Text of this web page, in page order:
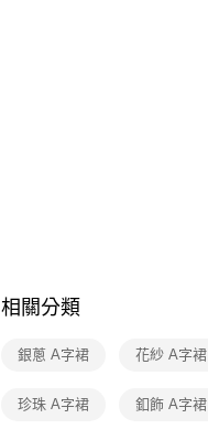
相關分類
銀蔥 A字裙 花紗 A字裙
珍珠 A字裙 釦飾 A字裙